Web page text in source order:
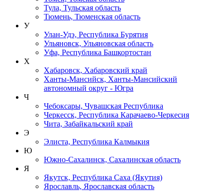
Тула, Тульская область
Тюмень, Тюменская область
У
Улан-Удэ, Республика Бурятия
Ульяновск, Ульяновская область
Уфа, Республика Башкортостан
Х
Хабаровск, Хабаровский край
Ханты-Мансийск, Ханты-Мансийский
автономный округ - Югра
Ч
Чебоксары, Чувашская Республика
Черкесск, Республика Карачаево-Черкесия
Чита, Забайкальский край
Э
Элиста, Республика Калмыкия
Ю
Южно-Сахалинск, Сахалинская область
Я
Якутск, Республика Саха (Якутия)
Ярославль, Ярославская область